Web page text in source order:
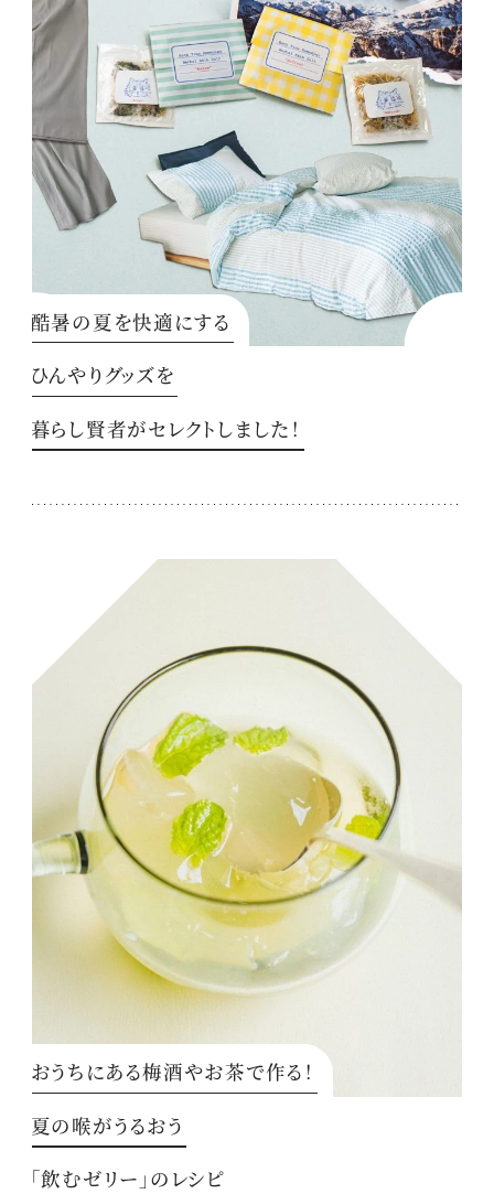
酷暑の夏を快適にする
ひんやりグッズを
暮らし賢者がセレクトしました！
おうちにある梅酒やお茶で作る！
夏の喉がうるおう
「飲むゼリー」のレシピ